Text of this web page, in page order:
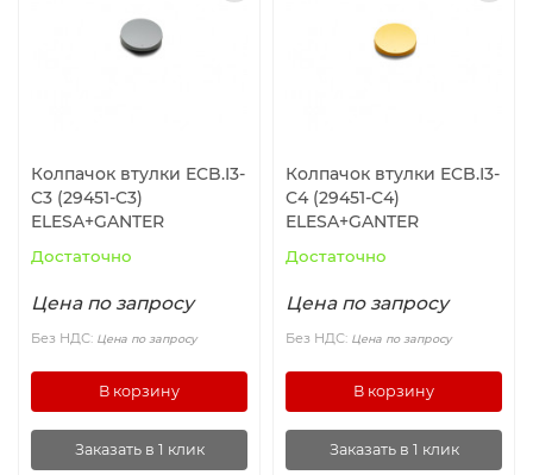
Ролики и колёса
Компоненты линейного движения
Вакуумные компоненты
Станочные приспособления
Колпачок втулки ECB.I3-
C3 (29451-C3)
ELESA+GANTER
Достаточно
Цена по запросу
Без НДС: Цена по запросу
В корзину
Заказать в 1 клик
Колпачок втулки ECB.I3-
C4 (29451-C4)
ELESA+GANTER
Достаточно
Цена по запросу
Без НДС: Цена по запросу
В корзину
Заказать в 1 клик